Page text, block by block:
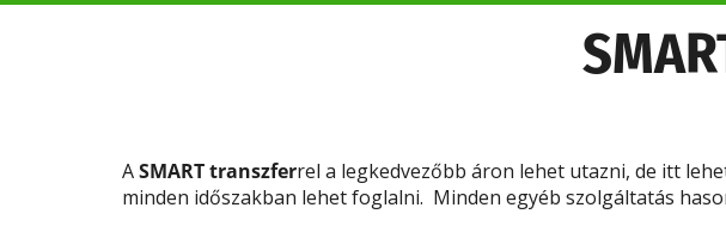
ASMART transzferrel a legkedvezőbb áron lehet utazni, de itt
minden időszakban lehet foglalni. Minden egyéb szolgáltatás